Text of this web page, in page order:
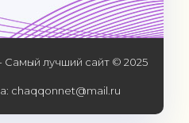
Самый лучший сайт © 2025
chaqqonnet@mail.ru